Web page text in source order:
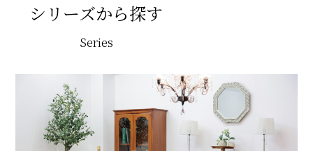
シリーズから探す
Series